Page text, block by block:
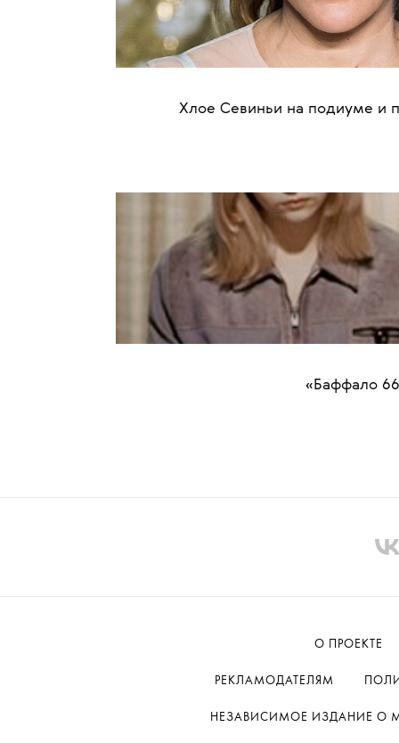
Хлое Севиньи на подиуме и
«Баффало
О ПРОЕКТЕ
РЕКЛАМОДАТЕЛЯМ
НЕЗАВИСИМОЕ ИЗДАНИЕ О